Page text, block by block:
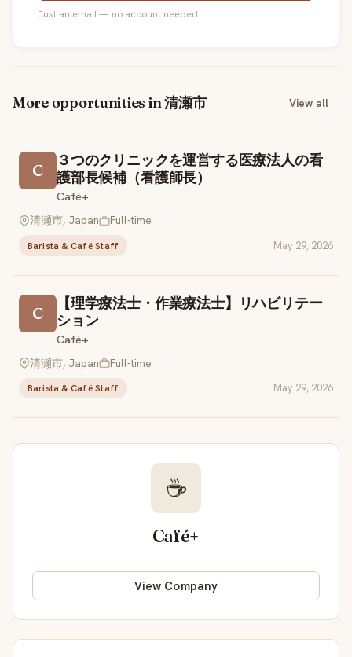
Just an email — no account needed.
More opportunities in 清瀬市 View all
C
３つのクリニックを運営する医療法人の看
護部長候補（看護師長）
Café+
清瀬市, Japan
Full-time
Barista & Café Staff May 29, 2026
C
【理学療法士・作業療法士】リハビリテー
ション
Café+
清瀬市, Japan
Full-time
Barista & Café Staff May 29, 2026
☕
Café+
View Company